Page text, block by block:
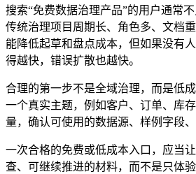
搜索“免费数据治理产品”的用户通常
传统治理项目周期长、角色多、文档
能降低起草和盘点成本，但如果没有
得越快，错误扩散也越快。
合理的第一步不是全域治理，而是低
一个真实主题，例如客户、订单、库
量，确认可使用的数据源、样例字段
一次合格的免费或低成本入口，应当
查、可继续推进的材料，而不是只体验